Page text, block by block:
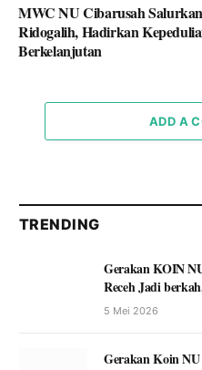
MWC NU Cibarusah
Ridogalih, Hadirkan
Berkelanjutan
ADD A
TRENDING
Gerakan KOIN
Receh Jadi
5 Mei 2026
Gerakan Koin